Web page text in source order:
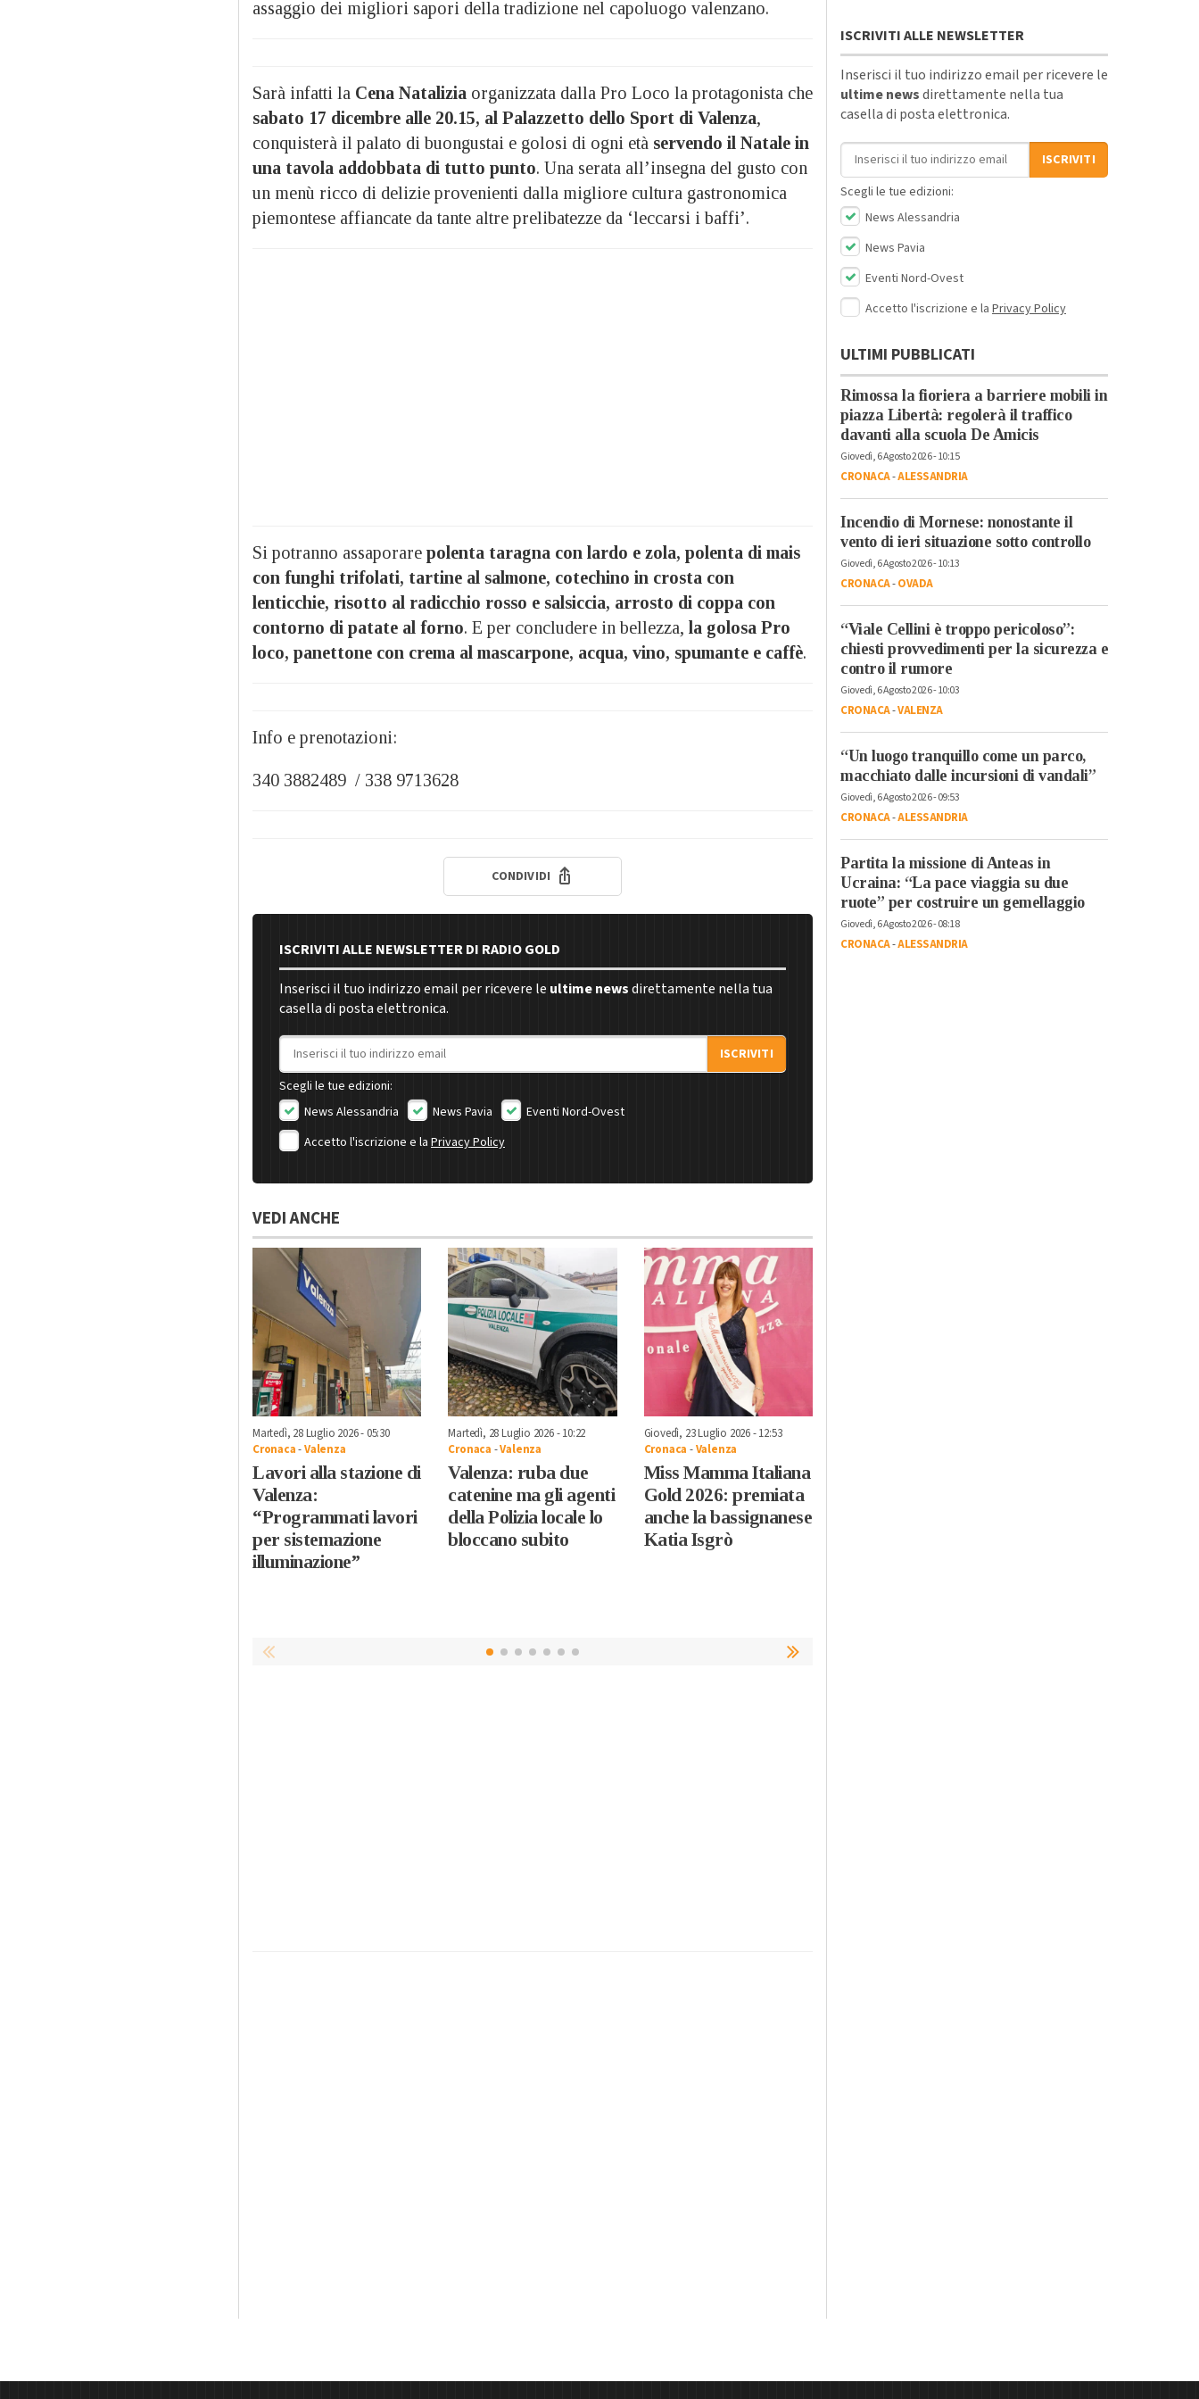
assaggio dei migliori sapori della tradizione nel capoluogo valenzano.
Sarà infatti la Cena Natalizia organizzata dalla Pro Loco la protagonista che
sabato 17 dicembre alle 20.15, al Palazzetto dello Sport di Valenza,
conquisterà il palato di buongustai e golosi di ogni età servendo il Natale in
una tavola addobbata di tutto punto. Una serata all’insegna del gusto con
un menù ricco di delizie provenienti dalla migliore cultura gastronomica
piemontese affiancate da tante altre prelibatezze da ‘leccarsi i baffi’.
Si potranno assaporare polenta taragna con lardo e zola, polenta di mais
con funghi trifolati, tartine al salmone, cotechino in crosta con
lenticchie, risotto al radicchio rosso e salsiccia, arrosto di coppa con
contorno di patate al forno. E per concludere in bellezza, la golosa Pro
loco, panettone con crema al mascarpone, acqua, vino, spumante e caffè.
Info e prenotazioni:
340 3882489 / 338 9713628
CONDIVIDI
ISCRIVITI ALLE NEWSLETTER DI RADIO GOLD
Inserisci il tuo indirizzo email per ricevere le ultime newsdirettamente nella tua
casella di posta elettronica.
Indirizzo email
ISCRIVITI
Scegli le tue edizioni:
News Alessandria
News Pavia
Eventi Nord-Ovest
Accetto l'iscrizione e la Privacy Policy
VEDI ANCHE
Martedì, 28 Luglio 2026 - 05:30
Cronaca-Valenza
Lavori alla stazione di
Valenza:
“Programmati lavori
per sistemazione
illuminazione”
Martedì, 28 Luglio 2026 - 10:22
Cronaca -Valenza
Valenza: ruba due
catenine ma gli agenti
della Polizia locale lo
bloccano subito
Giovedì, 23 Luglio 2026 - 12:53
Cronaca -Valenza
Miss Mamma Italiana
Gold 2026: premiata
anche la bassignanese
Katia Isgrò
ISCRIVITI ALLE NEWSLETTER
Inserisci il tuo indirizzo email per ricevere le
ultime newsdirettamente nella tua
casella di posta elettronica.
Indirizzo email
ISCRIVITI
Scegli le tue edizioni:
News Alessandria
News Pavia
Eventi Nord-Ovest
Accetto l'iscrizione e la Privacy Policy
ULTIMI PUBBLICATI
Rimossa la fioriera a barriere mobili in
piazza Libertà: regolerà il traffico
davanti alla scuola De Amicis
Giovedì, 6 Agosto 2026 - 10:15
CRONACA-ALESSANDRIA
Incendio di Mornese: nonostante il
vento di ieri situazione sotto controllo
Giovedì, 6 Agosto 2026 - 10:13
CRONACA-OVADA
“Viale Cellini è troppo pericoloso”:
chiesti provvedimenti per la sicurezza e
contro il rumore
Giovedì, 6 Agosto 2026 - 10:03
CRONACA-VALENZA
“Un luogo tranquillo come un parco,
macchiato dalle incursioni di vandali”
Giovedì, 6 Agosto 2026 - 09:53
CRONACA-ALESSANDRIA
Partita la missione di Anteas in
Ucraina: “La pace viaggia su due
ruote” per costruire un gemellaggio
Giovedì, 6 Agosto 2026 - 08:18
CRONACA-ALESSANDRIA